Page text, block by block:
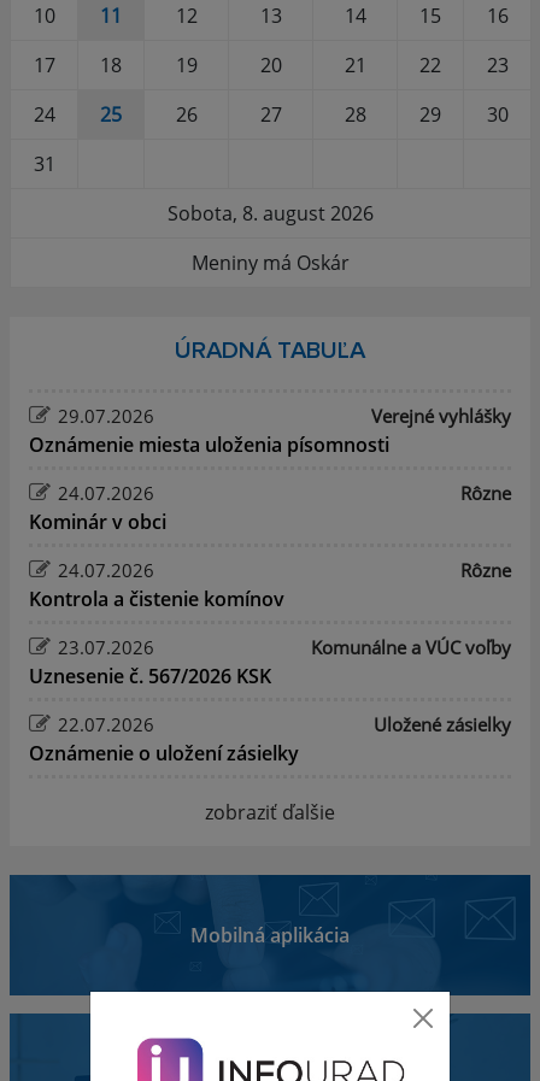
10
11 12 13 14 15
16
17
18 19 20 21 22
23
24
25 26 27 28 29
30
31
Sobota, 8. august 2026
Meniny má Oskár
ÚRADNÁ TABUĽA
29.07.2026 Verejné vyhlášky
Oznámenie miesta uloženia písomnosti
24.07.2026 Rôzne
Kominár v obci
24.07.2026 Rôzne
Kontrola a čistenie komínov
23.07.2026 Komunálne a VÚC voľby
Uznesenie č. 567/2026 KSK
22.07.2026 Uložené zásielky
Oznámenie o uložení zásielky
zobraziť ďalšie
Mobilná aplikácia
Obecný úrad